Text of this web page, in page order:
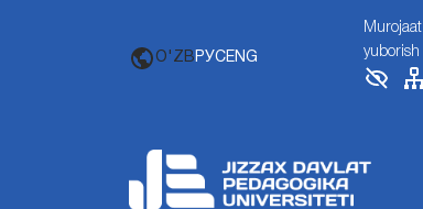
O'ZB РУСENG
Murojaat
yuborish